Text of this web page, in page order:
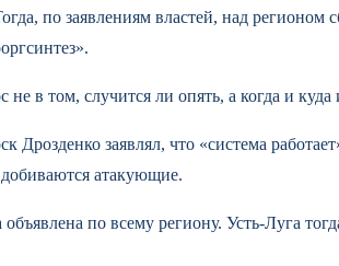
по заявлениям властей, над регионом
в том, случится ли опять, а когда и
заявлял, что «система
атакующие.
по всему региону. Усть-Луга